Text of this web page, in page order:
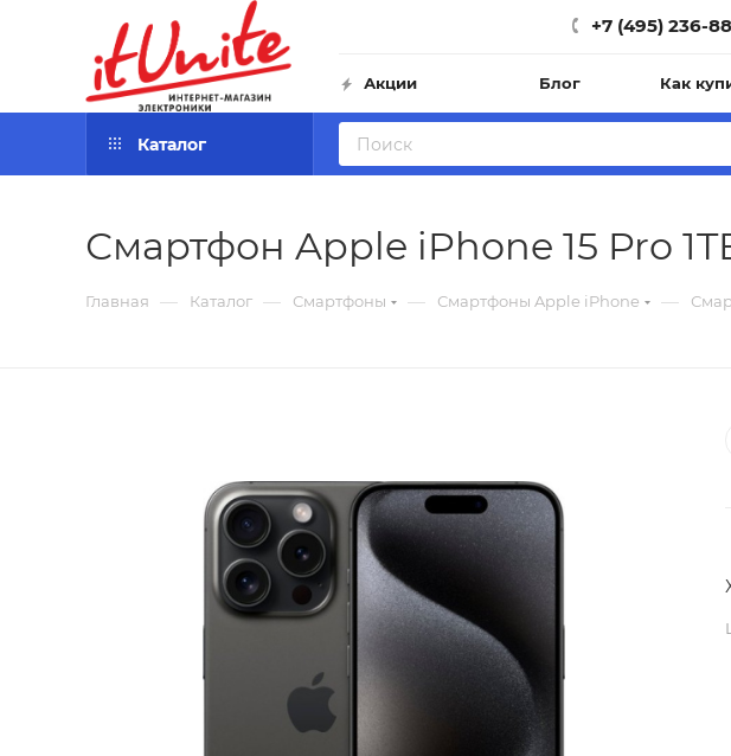
+7 (495) 236-
Акции Блог Как
Каталог
Смартфон Apple iPhone 15 Pro
Главная — Каталог — Смартфоны — Смартфоны Apple iPhone —